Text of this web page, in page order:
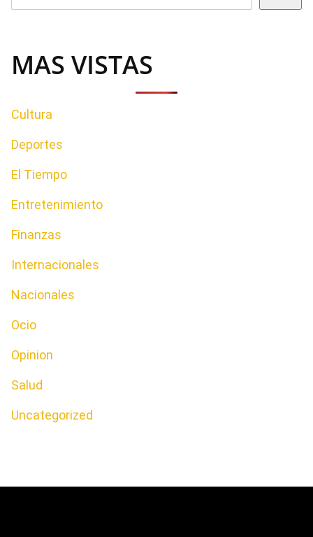
MAS VISTAS
Cultura
Deportes
El Tiempo
Entretenimiento
Finanzas
Internacionales
Nacionales
Ocio
Opinion
Salud
Uncategorized